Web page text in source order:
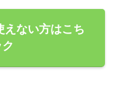
えない方はこち